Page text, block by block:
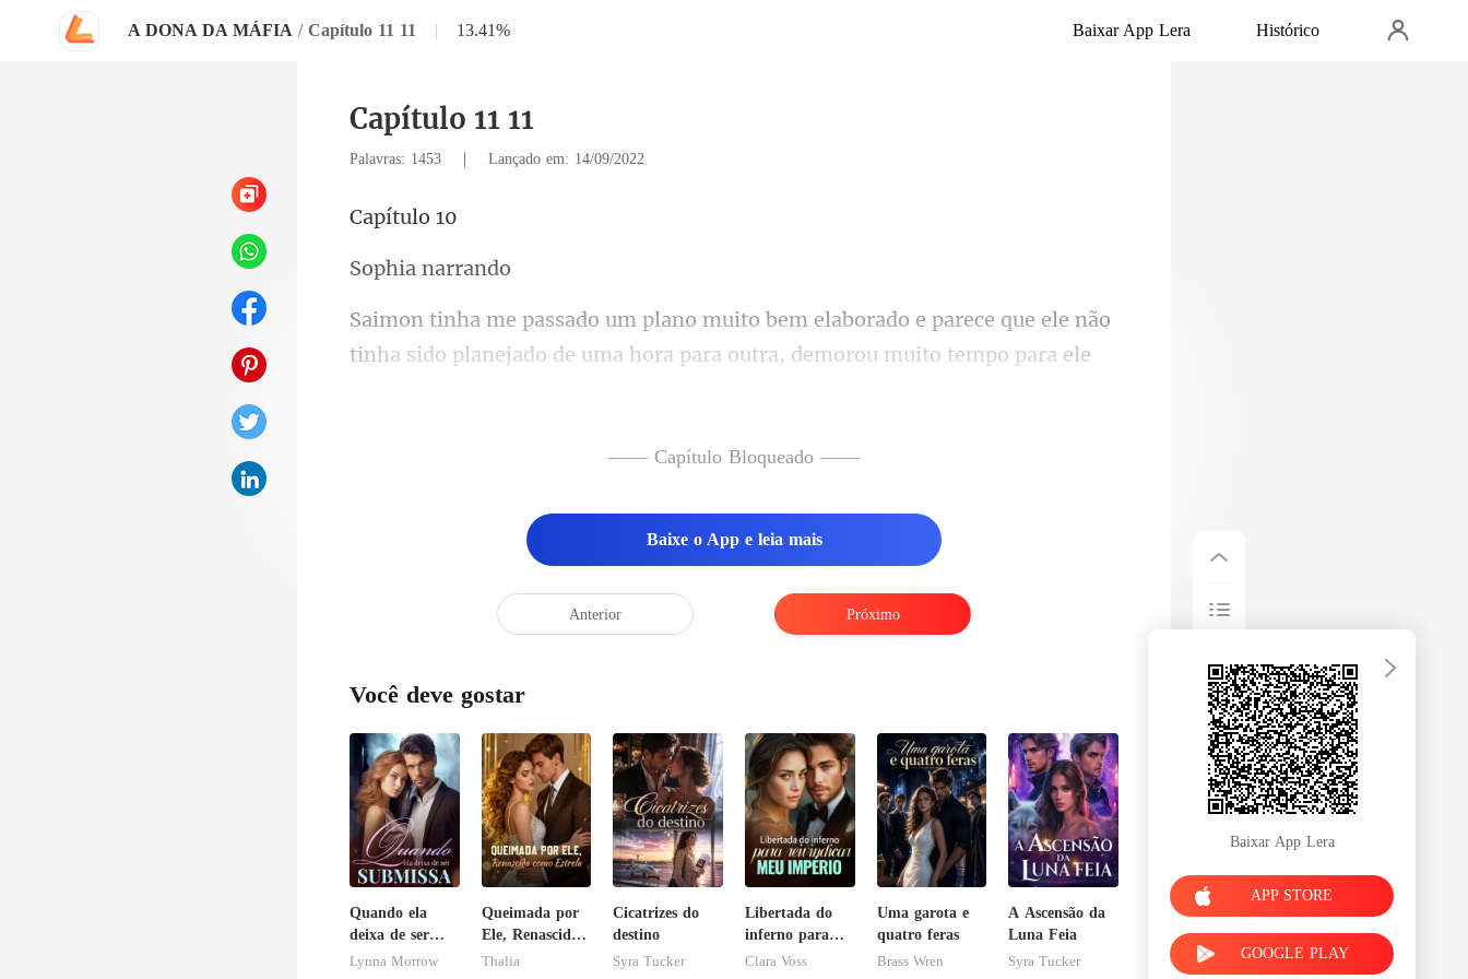
A DONA DA MÁFIA / Capítulo 11 11 | 13.41% Baixar App Lera Histórico
Capítulo 11 11
Palavras: 1453 | Lançado em: 14/09/2022
ítu
a nar
parece que ele não
tinha sido planejado de uma hora par
a menina – e
—— Capítulo Bloqueado ——
Baixe o App e leia mais
Anterior Próximo
Você deve gostar
Quando ela
deixa de ser
submissa
Lynna Morrow
Queimada por
Ele, Renascida
como Estrela
Thalia
Cicatrizes do
destino
Syra Tucker
Libertada do
inferno para
reivindicar meu
Clara Voss
Uma garota e
quatro feras
Brass Wren
A Ascensão da
Luna Feia
Syra Tucker
Baixar App Lera
APP STORE
GOOGLE PLAY